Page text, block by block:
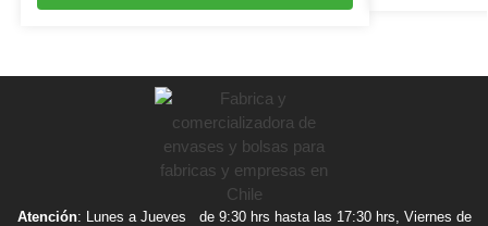
Atención: Lunes a Jueves de 9:30 hrs hasta las 17:30 hrs, Viernes de